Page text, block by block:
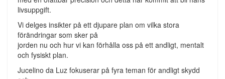
livsuppgift.
Vi delges insikter på ett djupare plan om vilka stora
förändringar som sker på
jorden nu och hur vi kan förhålla oss på ett andligt, mentalt
och fysiskt plan.
Jucelino da Luz fokuserar på fyra teman för andligt skydd